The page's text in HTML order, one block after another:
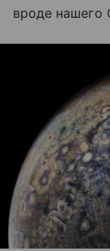
вроде нашего